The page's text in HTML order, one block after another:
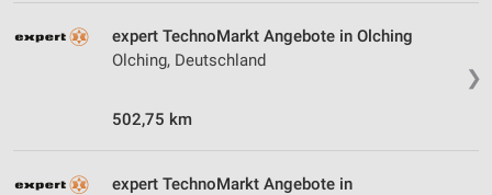
❯
expert TechnoMarkt Angebote in Olching
Olching, Deutschland
502,75 km
expert TechnoMarkt Angebote in